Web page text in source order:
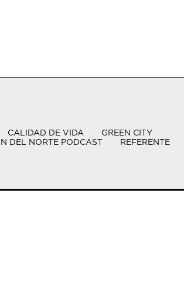
CALIDAD DE VIDA
GREEN CITY
DEL NORTE PODCAST REFERENTE